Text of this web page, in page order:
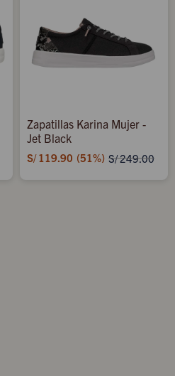
Zapatillas Karina Mujer -
Jet Black
S/ 119.90 51 S/249.00